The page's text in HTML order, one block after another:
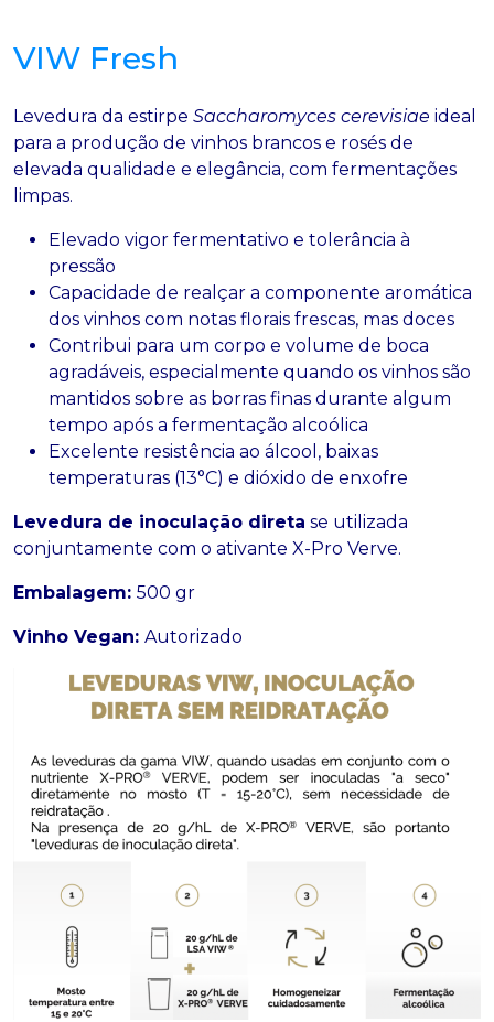
VIW Fresh
Levedura da estirpe Saccharomyces cerevisiae ideal
para a produção de vinhos brancos e rosés de
elevada qualidade e elegância, com fermentações
limpas.
Elevado vigor fermentativo e tolerância à
pressão
Capacidade de realçar a componente aromática
dos vinhos com notas florais frescas, mas doces
Contribui para um corpo e volume de boca
agradáveis, especialmente quando os vinhos são
mantidos sobre as borras finas durante algum
tempo após a fermentação alcoólica
Excelente resistência ao álcool, baixas
temperaturas (13°C) e dióxido de enxofre
Levedura de inoculação direta se utilizada
conjuntamente com o ativante X-Pro Verve.
Embalagem: 500 gr
Vinho Vegan: Autorizado